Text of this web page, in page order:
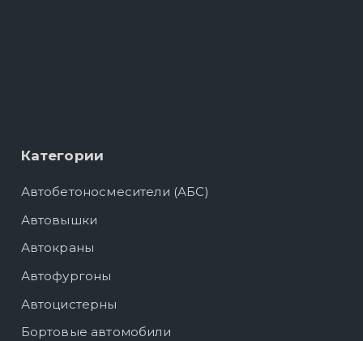
Категории
Автобетоносмесители (АБС)
Автовышки
Автокраны
Автофургоны
Автоцистерны
Бортовые автомобили